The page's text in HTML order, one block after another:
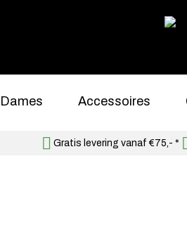
Dames Accessoires
Gratis levering vanaf €75,- *